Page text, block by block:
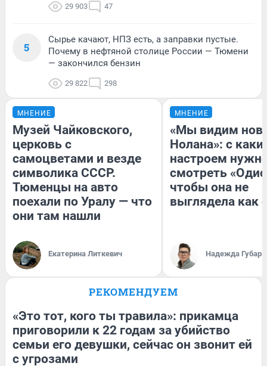
29 903 47
5
Сырье качают, НПЗ есть, а заправки пустые.
Почему в нефтяной столице России — Тюмени
— закончился бензин
29 822 298
МНЕНИЕ
Музей Чайковского,
церковь с
самоцветами и везде
символика СССР.
Тюменцы на авто
поехали по Уралу — что
они там нашли
Екатерина Литкевич
МНЕНИЕ
«Мы видим
Нолана»: с
настроем
смотреть
чтобы она не
выглядела как
Надежда Губарь
РЕКОМЕНДУЕМ
«Это тот, кого ты травила»: прикамца
приговорили к 22 годам за убийство
семьи его девушки, сейчас он звонит ей
с угрозами